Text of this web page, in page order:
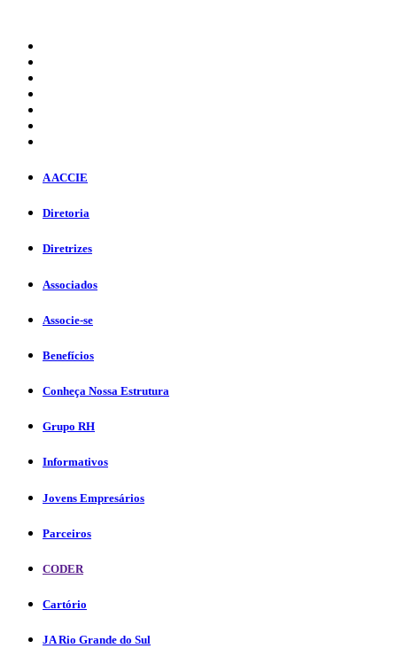
A ACCIE
Diretoria
Diretrizes
Associados
Associe-se
Benefícios
Conheça Nossa Estrutura
Grupo RH
Informativos
Jovens Empresários
Parceiros
CODER
Cartório
JA Rio Grande do Sul